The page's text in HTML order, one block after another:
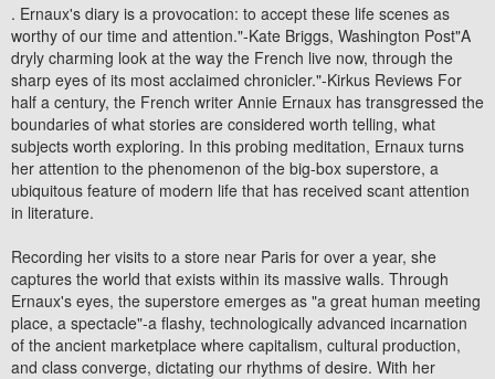
. Ernaux's diary is a provocation: to accept these life scenes as
worthy of our time and attention."-Kate Briggs, Washington Post"A
dryly charming look at the way the French live now, through the
sharp eyes of its most acclaimed chronicler."-Kirkus Reviews For
half a century, the French writer Annie Ernaux has transgressed the
boundaries of what stories are considered worth telling, what
subjects worth exploring. In this probing meditation, Ernaux turns
her attention to the phenomenon of the big-box superstore, a
ubiquitous feature of modern life that has received scant attention
in literature.
Recording her visits to a store near Paris for over a year, she
captures the world that exists within its massive walls. Through
Ernaux's eyes, the superstore emerges as "a great human meeting
place, a spectacle"-a flashy, technologically advanced incarnation
of the ancient marketplace where capitalism, cultural production,
and class converge, dictating our rhythms of desire. With her